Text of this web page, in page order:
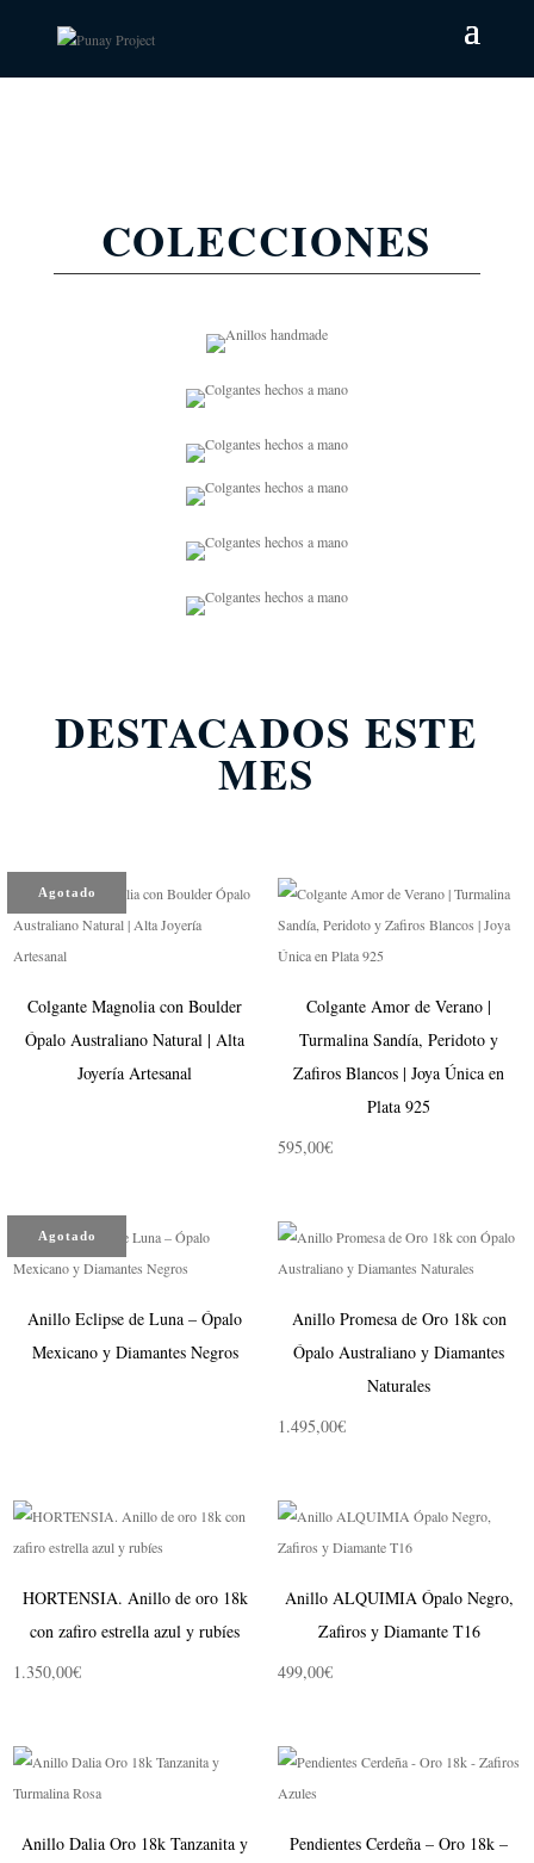
COLECCIONES
DESTACADOS ESTE
MES
Agotado
Colgante Magnolia con Boulder
Ópalo Australiano Natural | Alta
Joyería Artesanal
Colgante Amor de Verano |
Turmalina Sandía, Peridoto y
Zafiros Blancos | Joya Única en
Plata 925
595,00€
Agotado
Anillo Eclipse de Luna – Ópalo
Mexicano y Diamantes Negros
Anillo Promesa de Oro 18k con
Ópalo Australiano y Diamantes
Naturales
1.495,00€
HORTENSIA. Anillo de oro 18k
con zafiro estrella azul y rubíes
1.350,00€
Anillo ALQUIMIA Ópalo Negro,
Zafiros y Diamante T16
499,00€
Anillo Dalia Oro 18k Tanzanita y
Pendientes Cerdeña – Oro 18k –